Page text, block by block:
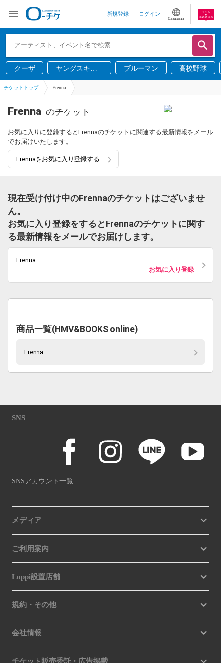
新規登録 ログイン
Language
クーザ
ヤングスキニ
ー
ブルーマン 高校野球
チケットトップ Frenna
Frenna のチケット
お気に入りに登録するとFrennaのチケットに関連する最新情報をメール
でお届けいたします。
Frennaをお気に入り登録する
現在受け付け中のFrennaのチケットはございませ
ん。
お気に入り登録をするとFrennaのチケットに関す
る最新情報をメールでお届けします。
Frenna
お気に入り登録
商品一覧(HMV&BOOKS online)
Frenna
SNS
SNSアカウント一覧
メディア
ご利用案内
Loppi設置店舗
規約・その他
会社情報
チケット販売委託・広告掲載